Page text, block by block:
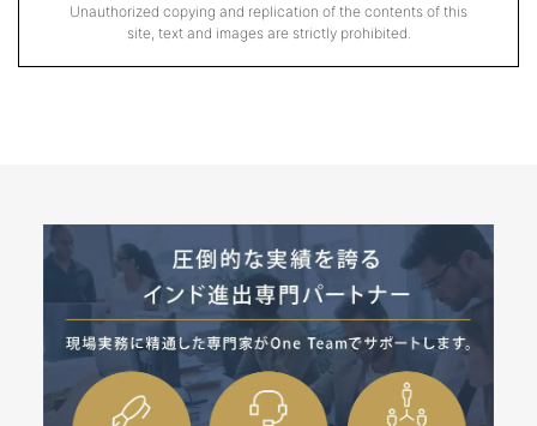
Unauthorized copying and replication of the contents of this
site, text and images are strictly prohibited.